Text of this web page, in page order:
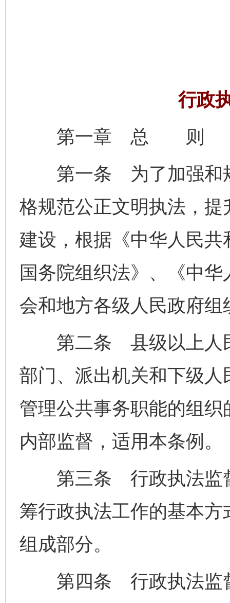
行政
第一章 总 则
第一条 为了加强和规
格规范公正文明执法，
建设，根据《中华人民
国务院组织法》、《中
会和地方各级人民政府
第二条 县级以上人民
部门、派出机关和下级
管理公共事务职能的组
内部监督，适用本条例。
第三条 行政执法监督
筹行政执法工作的基本
组成部分。
第四条 行政执法监督